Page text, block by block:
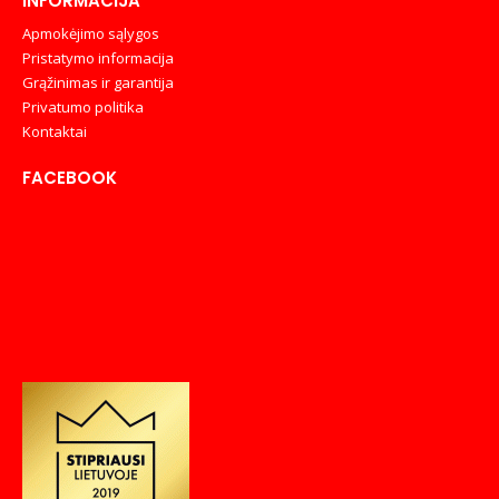
Apmokėjimo sąlygos
Pristatymo informacija
Grąžinimas ir garantija
Privatumo politika
Kontaktai
FACEBOOK